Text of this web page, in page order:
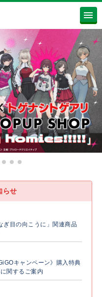
らせ
ぎ目の向こうに」関連商品
キャンペーン》購入特典
関するご案内